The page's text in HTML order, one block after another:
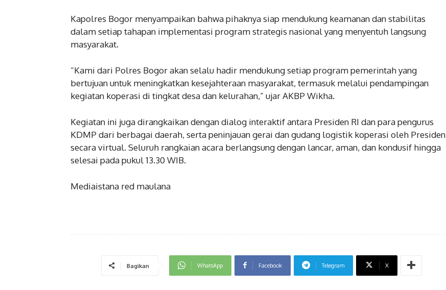
Kapolres Bogor menyampaikan bahwa pihaknya siap mendukung keamanan dan stabilitas
dalam setiap tahapan implementasi program strategis nasional yang menyentuh langsung
masyarakat.
“Kami dari Polres Bogor akan selalu hadir mendukung setiap program pemerintah yang
bertujuan untuk meningkatkan kesejahteraan masyarakat, termasuk melalui pendampingan
kegiatan koperasi di tingkat desa dan kelurahan,” ujar AKBP Wikha.
Kegiatan ini juga dirangkaikan dengan dialog interaktif antara Presiden RI dan para pengurus
KDMP dari berbagai daerah, serta peninjauan gerai dan gudang logistik koperasi oleh Presiden
secara virtual. Seluruh rangkaian acara berlangsung dengan lancar, aman, dan kondusif hingga
selesai pada pukul 13.30 WIB.
Mediaistana red maulana
Bagikan WhatsApp Facebook Telegram X